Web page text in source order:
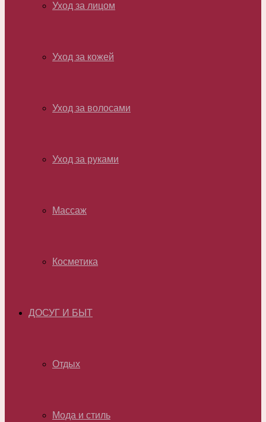
Уход за лицом
Уход за кожей
Уход за волосами
Уход за руками
Массаж
Косметика
ДОСУГ И БЫТ
Отдых
Мода и стиль